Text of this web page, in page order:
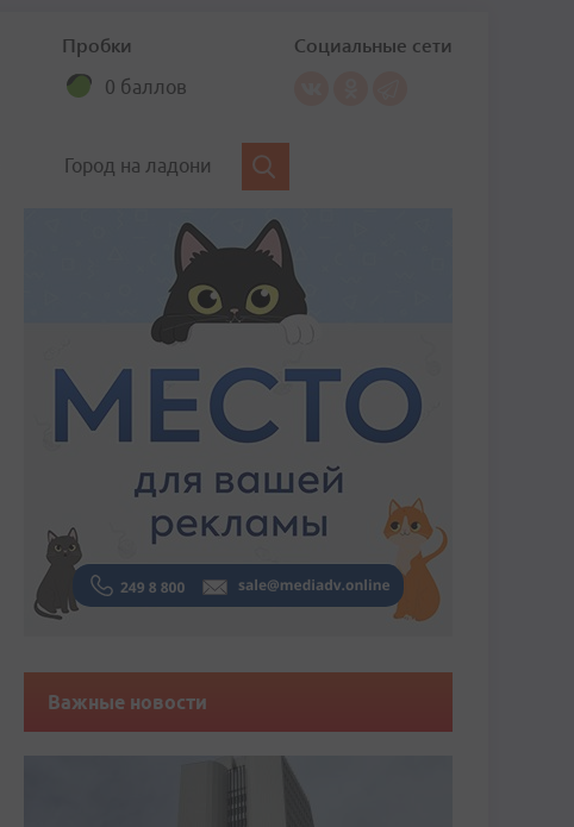
Пробки
0 баллов
Социальные сети
Город на ладони
Важные новости